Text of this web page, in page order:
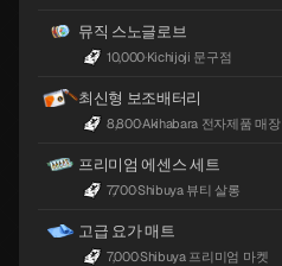
뮤직 스노글로브
10,000·Kichijoji 문구점
최신형 보조배터리
8,800·Akihabara 전자제품 매장
프리미엄 에센스 세트
7,700·Shibuya 뷰티 살롱
고급 요가 매트
7,000·Shibuya 프리미엄 마켓